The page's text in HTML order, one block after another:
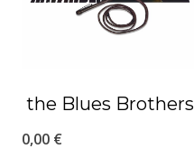
the Blues Brothers
0,00 €